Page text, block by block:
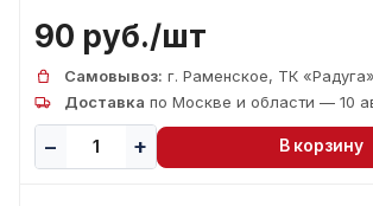
90 руб./шт
Самовывоз: г. Раменское, ТК
Доставка по Москве и области — 10
В корзину